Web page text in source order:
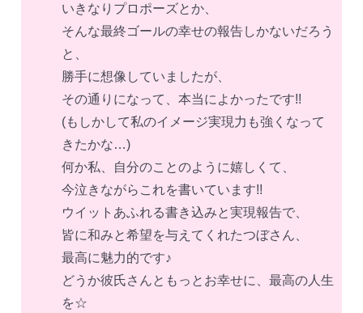
いきなりプロポーズとか、
そんな最終ゴールの幸せの報告しかないだろう
と、
勝手に想像していましたが、
その通りになって、本当によかったです!!
(もしかして私のイメージ実現力も強くなって
きたかな…)
何か私、自分のことのように嬉しくて、
今泣きながらこれを書いています!!
ウイットあふれる書き込みと実現報告で、
皆に和みと希望を与えてくれたつぼさん、
最高に魅力的です♪
どうか彼氏さんともっとお幸せに、最高の人生
を☆